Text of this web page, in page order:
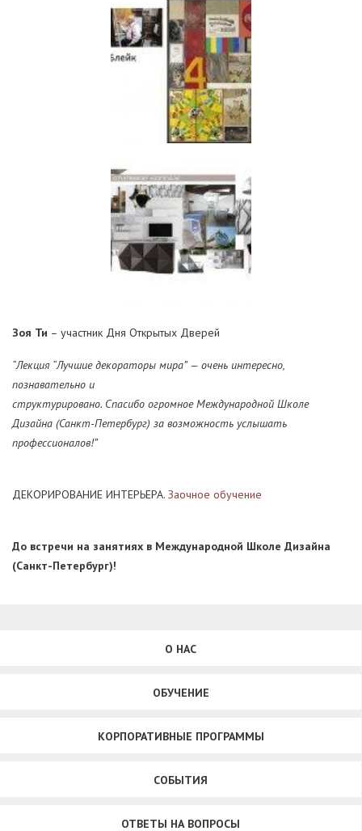
Зоя Ти – участник Дня Открытых Дверей
“Лекция “Лучшие декораторы мира” — очень интересно,
познавательно и
структурировано. Спасибо огромное Международной Школе
Дизайна (Санкт-Петербург) за возможность услышать
профессионалов!”
ДЕКОРИРОВАНИЕ ИНТЕРЬЕРА. Заочное обучение
До встречи на занятиях в Международной Школе Дизайна
(Санкт-Петербург)!
О НАС
ОБУЧЕНИЕ
КОРПОРАТИВНЫЕ ПРОГРАММЫ
СОБЫТИЯ
ОТВЕТЫ НА ВОПРОСЫ